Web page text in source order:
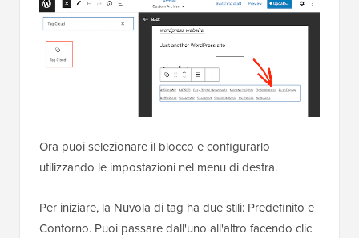
Ora puoi selezionare il blocco e configurarlo
utilizzando le impostazioni nel menu di destra.
Per iniziare, la Nuvola di tag ha due stili: Predefinito e
Contorno. Puoi passare dall'uno all'altro facendo clic